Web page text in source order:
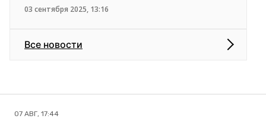
03 сентября 2025, 13:16
Все новости
07 АВГ, 17:44